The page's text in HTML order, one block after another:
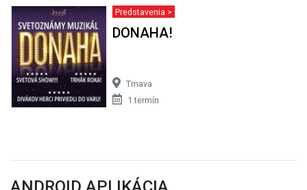
Predstavenia >
DONAHA!
Trnava
1 termín